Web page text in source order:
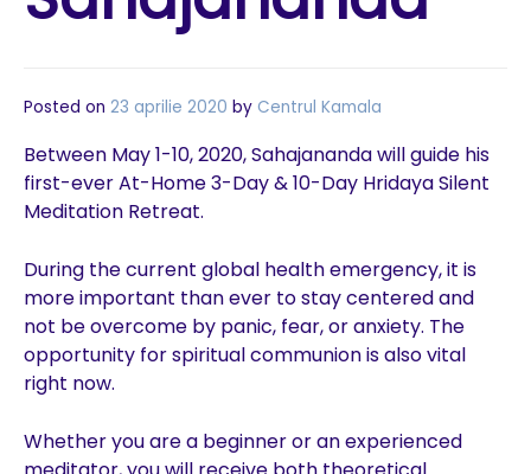
Posted on 23 aprilie 2020 by Centrul Kamala
Between May 1-10, 2020, Sahajananda will guide his
first-ever At-Home 3-Day & 10-Day Hridaya Silent
Meditation Retreat.
During the current global health emergency, it is
more important than ever to stay centered and
not be overcome by panic, fear, or anxiety. The
opportunity for spiritual communion is also vital
right now.
Whether you are a beginner or an experienced